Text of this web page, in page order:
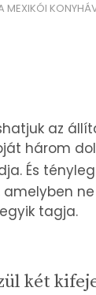
MEXIKÓI
az
három
És
tagja.
két